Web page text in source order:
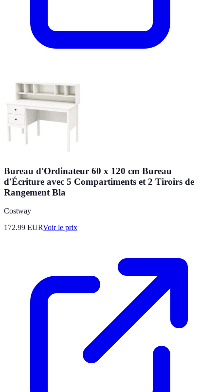
Bureau d'Ordinateur 60 x 120 cm Bureau
d'Écriture avec 5 Compartiments et 2 Tiroirs de
Rangement Bla
Costway
172.99 EURVoir le prix